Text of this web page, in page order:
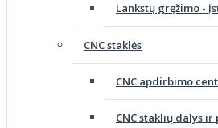
Lankstų gręžimo -
CNC staklės
CNC apdirbimo
CNC staklių dalys